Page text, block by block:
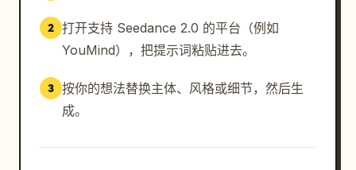
2 打开支持 Seedance 2.0 的平台（例如
YouMind），把提示词粘贴进去。
3 按你的想法替换主体、风格或细节，然后生
成。